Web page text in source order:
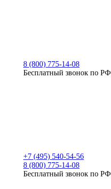
8 (800) 775-14-08
Бесплатный звонок по РФ
+7 (495) 540-54-56
8 (800) 775-14-08
Бесплатный звонок по РФ